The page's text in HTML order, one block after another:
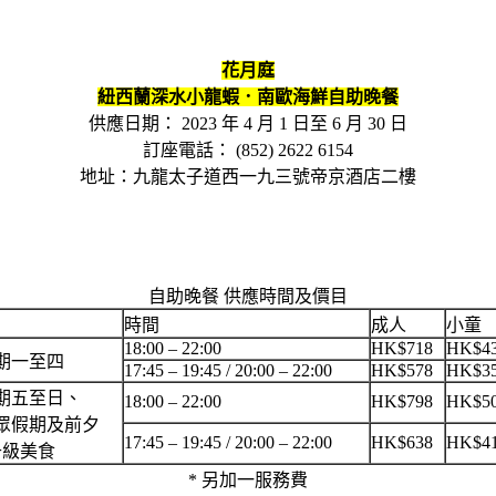
花月庭
紐西蘭深水小龍蝦．南歐海鮮自助晚餐
供應日期： 2023 年 4 月 1 日至 6 月 30 日
訂座電話： (852) 2622 6154
地址：九龍太子道西一九三號帝京酒店二樓
自助晚餐 供應時間及價目
時間
成人
小童
一至四
18:00 – 22:00 HK$718
17:45 – 19:45 / 20:00 – 22:00
HK$578
五至日、
假期及前夕
美食
18:00 – 22:00 HK$798
17:45 – 19:45 / 20:00 – 22:00 HK$638
* 另加一服務費